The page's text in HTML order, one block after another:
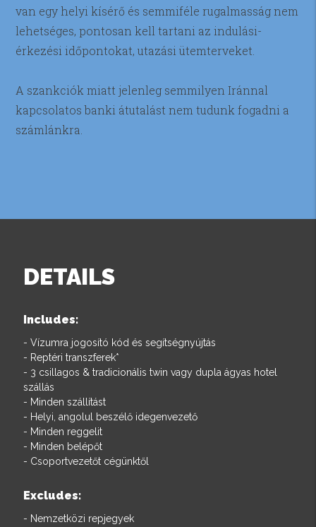
van egy helyi kísérő és semmiféle rugalmasság nem
lehetséges, pontosan kell tartani az indulási-
érkezési időpontokat, utazási ütemterveket.
A szankciók miatt jelenleg semmilyen Iránnal
kapcsolatos banki átutalást nem tudunk fogadni a
számlánkra.
DETAILS
Includes:
- Vízumra jogosító kód és segítségnyújtás
- Reptéri transzferek*
- 3 csillagos & tradicionális twin vagy dupla ágyas hotel
szállás
- Minden szállítást
- Helyi, angolul beszélő idegenvezető
- Minden reggelit
- Minden belépőt
- Csoportvezetőt cégünktől
Excludes:
- Nemzetközi repjegyek